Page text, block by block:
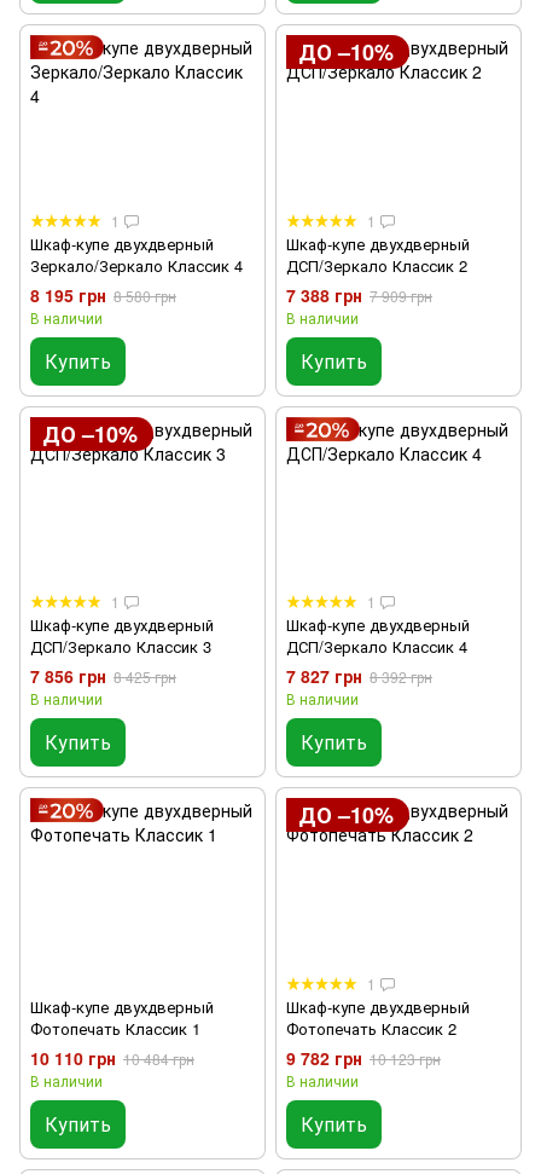
1
Шкаф-купе двухдверный
Зеркало/Зеркало Классик 4
8 195 грн 8 580 грн
В наличии
Купить
ДО –10%
1
Шкаф-купе двухдверный
ДСП/Зеркало Классик 2
7 388 грн 7 909 грн
В наличии
Купить
ДО –10%
1
Шкаф-купе двухдверный
ДСП/Зеркало Классик 3
7 856 грн 8 425 грн
В наличии
Купить
1
Шкаф-купе двухдверный
ДСП/Зеркало Классик 4
7 827 грн 8 392 грн
В наличии
Купить
Шкаф-купе двухдверный
Фотопечать Классик 1
10 110 грн 10 484 грн
В наличии
Купить
ДО –10%
1
Шкаф-купе двухдверный
Фотопечать Классик 2
9 782 грн 10 123 грн
В наличии
Купить